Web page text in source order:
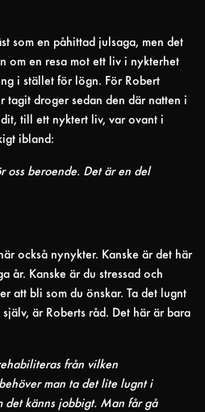
som en påhittad julsaga, men det
om en resa mot ett liv i nykterhet
i stället för lögn. För Robert
tagit droger sedan den där natten i
till ett nyktert liv, var ovant i
ibland:
oss beroende. Det är en del
också nynykter. Kanske är det här
år. Kanske är du stressad och
att bli som du önskar. Ta det lugnt
är Roberts råd. Det här är bara
från vilken
man ta det lite lugnt i
det känns jobbigt. Man får gå